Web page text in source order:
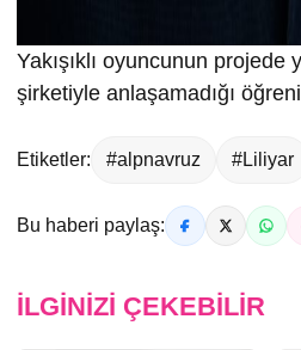
Yakışıklı oyuncunun projede
şirketiyle anlaşamadığı
Etiketler: #alpnavruz #Liliyar
Bu haberi paylaş:
İLGINIZI ÇEKEBILIR